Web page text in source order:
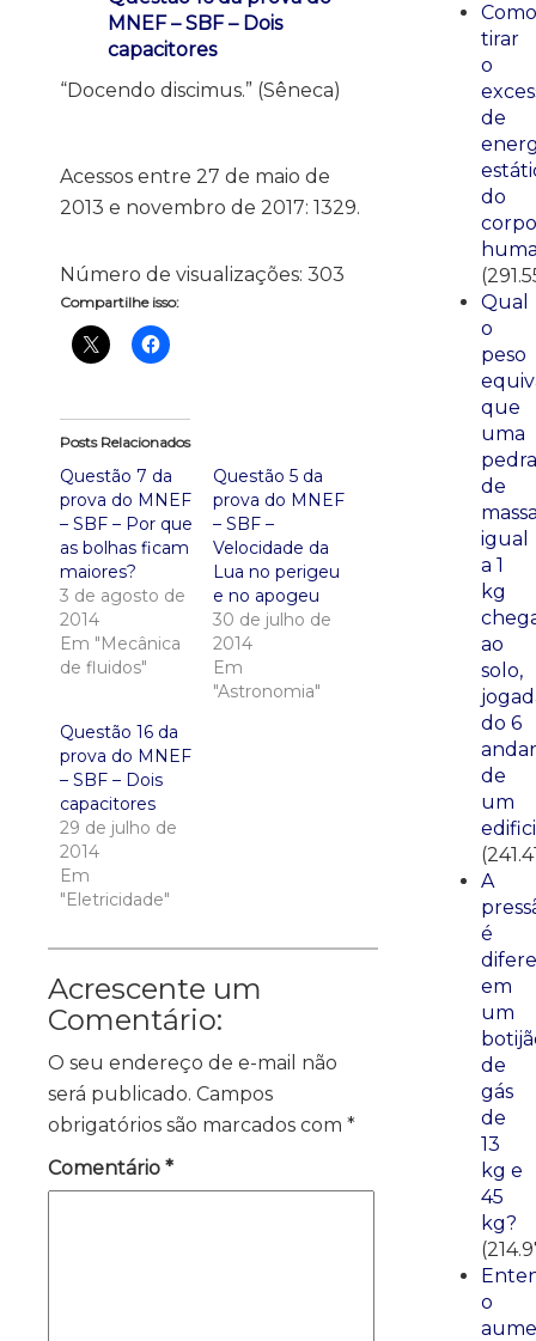
MNEF – SBF – Dois
capacitores
“Docendo discimus.” (Sêneca)
Acessos entre 27 de maio de
2013 e novembro de 2017: 1329.
Número de visualizações: 303
Compartilhe isso:
Posts Relacionados
Questão 7 da
prova do MNEF
– SBF – Por que
as bolhas ficam
maiores?
3 de agosto de
2014
Em "Mecânica
de fluidos"
Questão 5 da
prova do MNEF
– SBF –
Velocidade da
Lua no perigeu
e no apogeu
30 de julho de
2014
Em
"Astronomia"
Questão 16 da
prova do MNEF
– SBF – Dois
capacitores
29 de julho de
2014
Em
"Eletricidade"
Acrescente um
Comentário:
O seu endereço de e-mail não
será publicado. Campos
obrigatórios são marcados com *
Comentário *
Como
tirar
o
de
do
corpo
Qual
o
peso
que
uma
pedra
de
igual
a 1
kg
ao
solo,
do 6
andar
de
um
A
é
em
um
de
gás
de
13
kg e
45
kg?
o